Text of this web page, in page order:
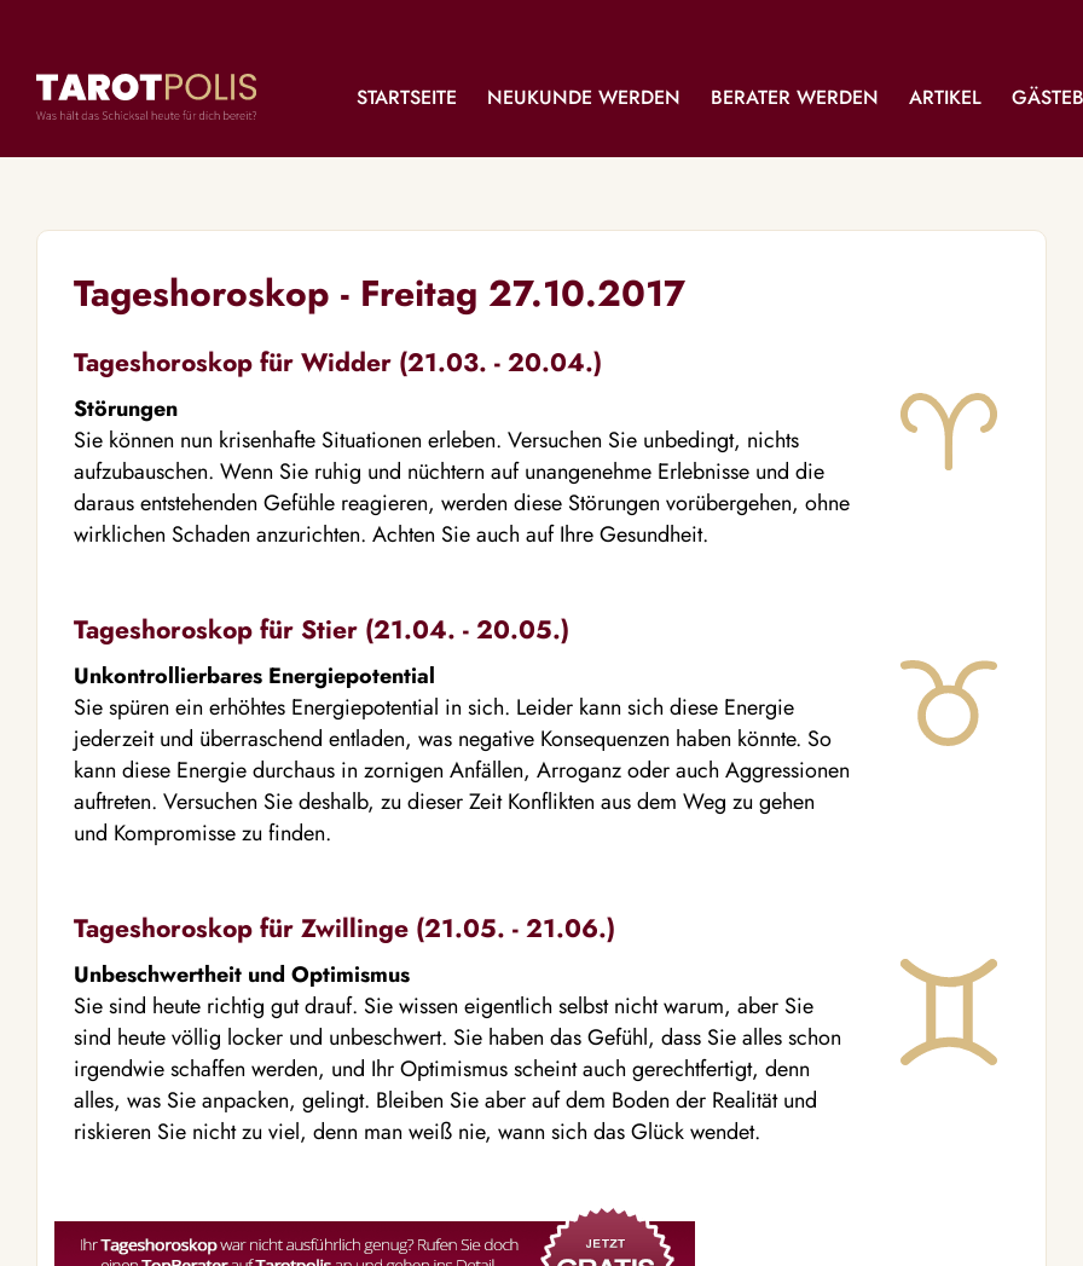
STARTSEITE NEUKUNDE WERDEN BERATER WERDEN ARTIKEL
Tageshoroskop - Freitag 27.10.2017
Tageshoroskop für Widder (21.03. - 20.04.)
Störungen
Sie können nun krisenhafte Situationen erleben. Versuchen Sie unbedingt, nichts
aufzubauschen. Wenn Sie ruhig und nüchtern auf unangenehme Erlebnisse und die
daraus entstehenden Gefühle reagieren, werden diese Störungen vorübergehen, ohne
wirklichen Schaden anzurichten. Achten Sie auch auf Ihre Gesundheit.
Tageshoroskop für Stier (21.04. - 20.05.)
Unkontrollierbares Energiepotential
Sie spüren ein erhöhtes Energiepotential in sich. Leider kann sich diese Energie
jederzeit und überraschend entladen, was negative Konsequenzen haben könnte. So
kann diese Energie durchaus in zornigen Anfällen, Arroganz oder auch Aggressionen
auftreten. Versuchen Sie deshalb, zu dieser Zeit Konflikten aus dem Weg zu gehen
und Kompromisse zu finden.
Tageshoroskop für Zwillinge (21.05. - 21.06.)
Unbeschwertheit und Optimismus
Sie sind heute richtig gut drauf. Sie wissen eigentlich selbst nicht warum, aber Sie
sind heute völlig locker und unbeschwert. Sie haben das Gefühl, dass Sie alles schon
irgendwie schaffen werden, und Ihr Optimismus scheint auch gerechtfertigt, denn
alles, was Sie anpacken, gelingt. Bleiben Sie aber auf dem Boden der Realität und
riskieren Sie nicht zu viel, denn man weiß nie, wann sich das Glück wendet.